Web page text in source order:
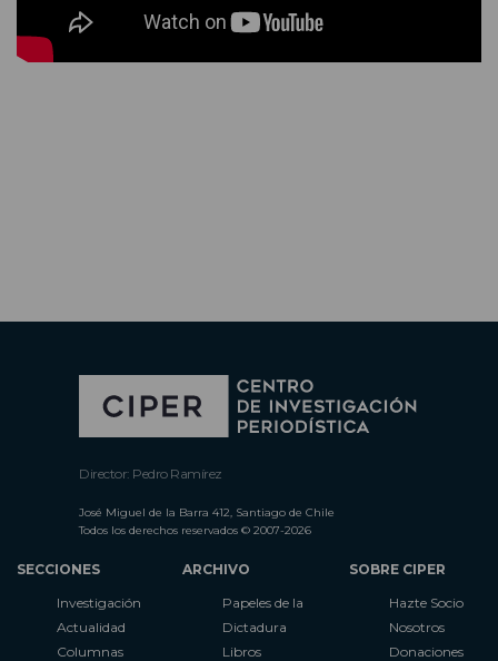
Director: Pedro Ramírez
José Miguel de la Barra 412, Santiago de Chile
Todos los derechos reservados © 2007-2026
SECCIONES
Investigación
Actualidad
Columnas
ARCHIVO
Papeles de la
Dictadura
Libros
SOBRE CIPER
Hazte Socio
Nosotros
Donaciones